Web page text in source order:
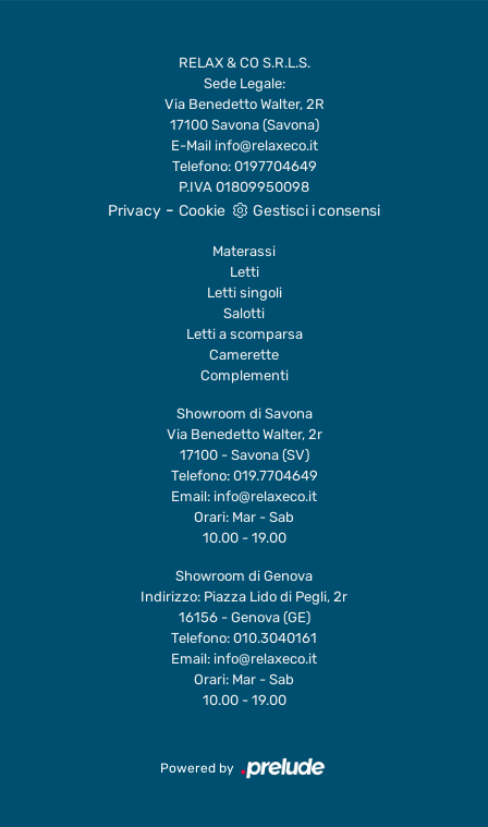
RELAX & CO S.R.L.S.
Sede Legale:
Via Benedetto Walter, 2R
17100 Savona (Savona)
E-Mail info@relaxeco.it
Telefono: 0197704649
P.IVA 01809950098
Privacy - Cookie Gestisci i consensi
Materassi
Letti
Letti singoli
Salotti
Letti a scomparsa
Camerette
Complementi
Showroom di Savona
Via Benedetto Walter, 2r
17100 - Savona (SV)
Telefono: 019.7704649
Email: info@relaxeco.it
Orari: Mar - Sab
10.00 - 19.00
Showroom di Genova
Indirizzo: Piazza Lido di Pegli, 2r
16156 - Genova (GE)
Telefono: 010.3040161
Email: info@relaxeco.it
Orari: Mar - Sab
10.00 - 19.00
Powered by